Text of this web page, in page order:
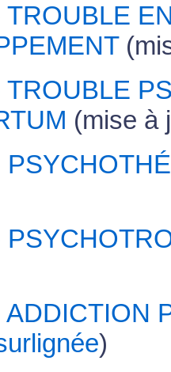
TROUBLE
TROUBLE
(mise à
ADDICTION
)